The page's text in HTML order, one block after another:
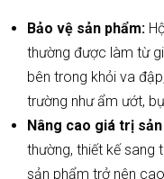
Bảo vệ sản phẩm:
thường được làm từ
bên trong khỏi va
trường như ẩm ướt,
Nâng cao giá trị
thường, thiết kế sang
sản phẩm trở nên